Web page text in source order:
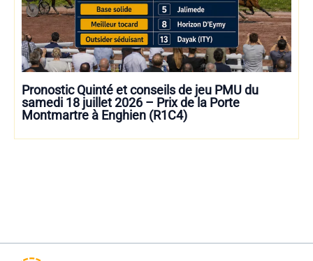
Pronostic Quinté et conseils de jeu PMU du
samedi 18 juillet 2026 – Prix de la Porte
Montmartre à Enghien (R1C4)